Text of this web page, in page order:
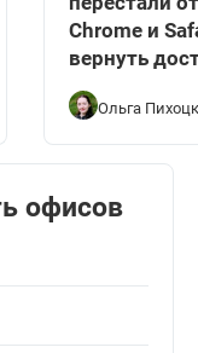
Chrome и
вернуть
Ольга
офисов